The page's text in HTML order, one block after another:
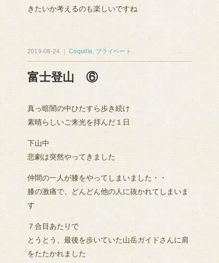
きたいか考えるのも楽しいですね
2019-08-24 ｜Coquille, プライベート
富士登山 ⑥
真っ暗闇の中ひたすら歩き続け
素晴らしいご来光を拝んだ１日
下山中
悲劇は突然やってきました
仲間の一人が膝をやってしまいました・・
膝の激痛で、どんどん他の人に抜かれてしまいま
す
７合目あたりで
とうとう、最後を歩いていた山岳ガイドさんに肩
をたたかれました